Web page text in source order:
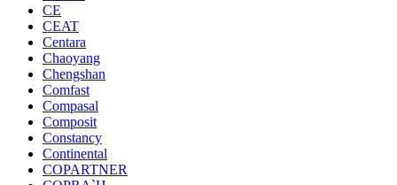
CE
CEAT
Centara
Chaoyang
Chengshan
Comfast
Compasal
Composit
Constancy
Continental
COPARTNER